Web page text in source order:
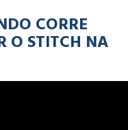
CORRE
O STITCH NA